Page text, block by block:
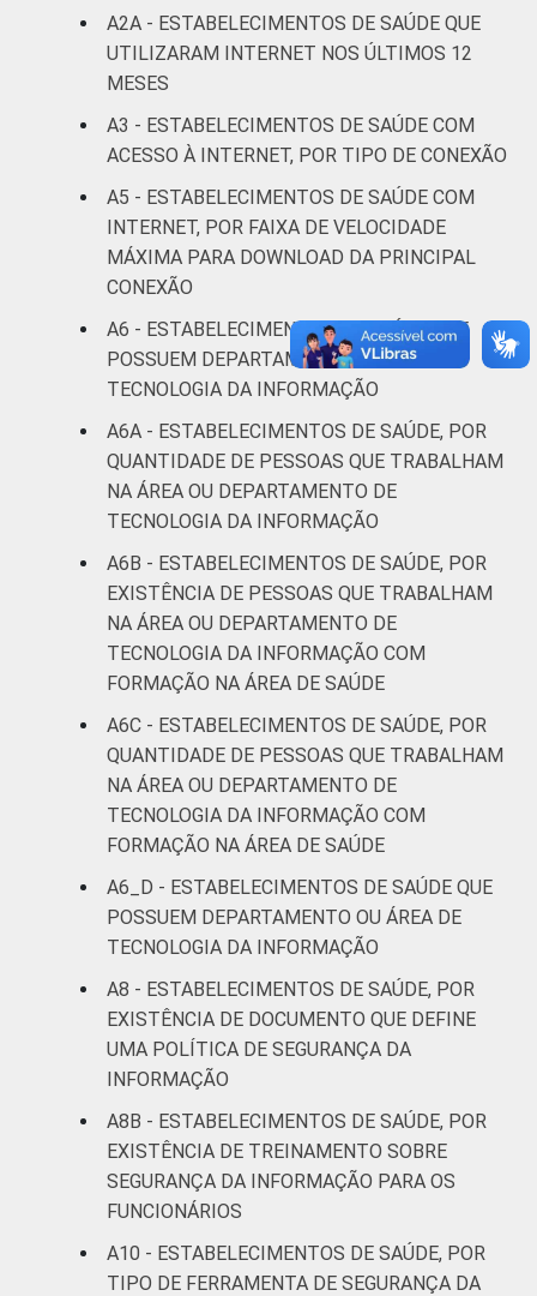
DE SAÚDE
Não UBS 72 22
LOCALIZAÇÃO
Interior 71 22
Fonte: CGI.br/NIC.br, Centro Regional de
Estudos para o Desenvolvimento da
Sociedade da Informação (Cetic.br),
informação e comunicação nos
estabelecimentos de saúde brasileiros – TIC
Saúde 2023.
A2A - ESTABELECIMENTOS DE SAÚDE QUE
UTILIZARAM INTERNET NOS ÚLTIMOS 12
MESES
A3 - ESTABELECIMENTOS DE SAÚDE COM
ACESSO À INTERNET, POR TIPO DE CONEXÃO
A5 - ESTABELECIMENTOS DE SAÚDE COM
INTERNET, POR FAIXA DE VELOCIDADE
MÁXIMA PARA DOWNLOAD DA PRINCIPAL
CONEXÃO
A6 - ESTABELECIMENTOS DE SAÚDE QUE
POSSUEM DEPARTAMENTO OU ÁREA DE
TECNOLOGIA DA INFORMAÇÃO
A6A - ESTABELECIMENTOS DE SAÚDE, POR
QUANTIDADE DE PESSOAS QUE TRABALHAM
NA ÁREA OU DEPARTAMENTO DE
TECNOLOGIA DA INFORMAÇÃO
A6B - ESTABELECIMENTOS DE SAÚDE, POR
EXISTÊNCIA DE PESSOAS QUE TRABALHAM
NA ÁREA OU DEPARTAMENTO DE
TECNOLOGIA DA INFORMAÇÃO COM
FORMAÇÃO NA ÁREA DE SAÚDE
A6C - ESTABELECIMENTOS DE SAÚDE, POR
QUANTIDADE DE PESSOAS QUE TRABALHAM
NA ÁREA OU DEPARTAMENTO DE
TECNOLOGIA DA INFORMAÇÃO COM
FORMAÇÃO NA ÁREA DE SAÚDE
A6_D - ESTABELECIMENTOS DE SAÚDE QUE
POSSUEM DEPARTAMENTO OU ÁREA DE
TECNOLOGIA DA INFORMAÇÃO
A8 - ESTABELECIMENTOS DE SAÚDE, POR
EXISTÊNCIA DE DOCUMENTO QUE DEFINE
UMA POLÍTICA DE SEGURANÇA DA
INFORMAÇÃO
A8B - ESTABELECIMENTOS DE SAÚDE, POR
EXISTÊNCIA DE TREINAMENTO SOBRE
SEGURANÇA DA INFORMAÇÃO PARA OS
FUNCIONÁRIOS
A10 - ESTABELECIMENTOS DE SAÚDE, POR
TIPO DE FERRAMENTA DE SEGURANÇA DA